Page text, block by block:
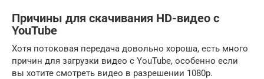
Причины для скачивания HD-видео с
YouTube
Хотя потоковая передача довольно хороша, есть много
причин для загрузки видео с YouTube, особенно если
вы хотите смотреть видео в разрешении 1080p.